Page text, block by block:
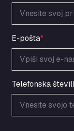
Area 47
Area de
Autovia
Area
Autovia 5 KM
Area
Calle Migjorn
Arluno
E-pošta*
Telefonska